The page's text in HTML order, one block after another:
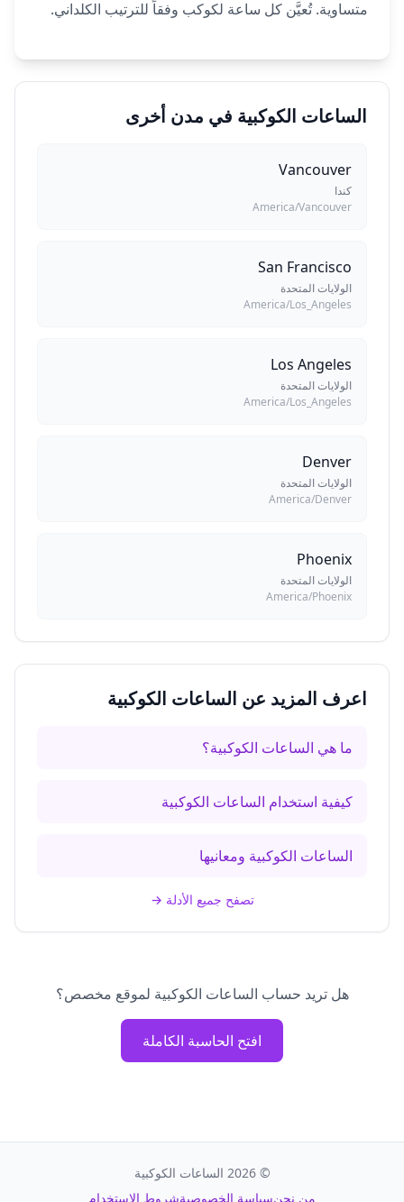
متساوية. تُعيَّن كل ساعة لكوكب وفقاً للترتيب الكلداني.
الساعات الكوكبية في مدن أخرى
Vancouver
كندا
America/Vancouver
San Francisco
الولايات المتحدة
America/Los_Angeles
Los Angeles
الولايات المتحدة
America/Los_Angeles
Denver
الولايات المتحدة
America/Denver
Phoenix
الولايات المتحدة
America/Phoenix
اعرف المزيد عن الساعات الكوكبية
ما هي الساعات الكوكبية؟
كيفية استخدام الساعات الكوكبية
الساعات الكوكبية ومعانيها
تصفح جميع الأدلة →
هل تريد حساب الساعات الكوكبية لموقع مخصص؟
افتح الحاسبة الكاملة
©
2026 الساعات الكوكبية
من نحنسياسة الخصوصيةشروط الاستخدام